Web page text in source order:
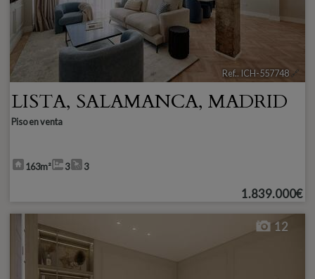
Ref.. ICH-557748🔗
LISTA, SALAMANCA, MADRID
Piso en venta
163m² 3 3
1.839.000€
12